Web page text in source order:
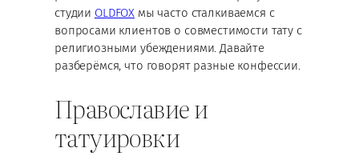
студии OLDFOX мы часто сталкиваемся с
вопросами клиентов о совместимости тату с
религиозными убеждениями. Давайте
разберёмся, что говорят разные конфессии.
Православие и
татуировки